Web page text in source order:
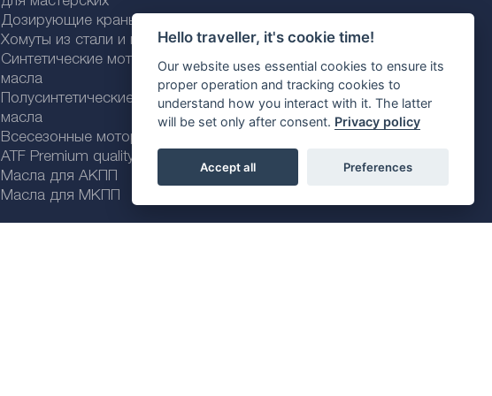
Hello traveller, it's cookie time!
Our website uses essential cookies to ensure its
proper operation and tracking cookies to
understand how you interact with it. The latter
will be set only after consent. Privacy policy
Accept all Preferences
Дозирующие краны / трубки
Хомуты из стали и пластика
Синтетические моторные
масла
Полусинтетические моторные
масла
Bсесезонные моторные масла
ATF Premium quality line
Масла для АКПП
Масла для МКПП